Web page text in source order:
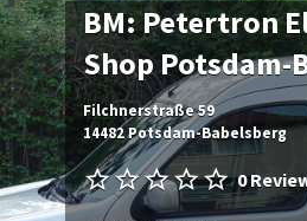
BM: Petertron
Shop Potsdam-
Filchnerstraße 59
14482 Potsdam-Babelsberg
0